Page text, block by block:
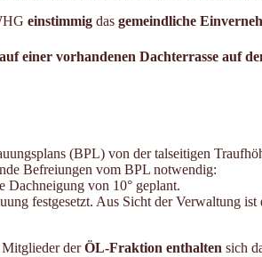
einstimmig das gemeindliche
einer vorhandenen Dachterrasse auf
(BPL) von der talseitigen
Befreiungen vom BPL notwendig:
Dachneigung von 10° geplant.
festgesetzt. Aus Sicht der Verwaltung
derÖL-Fraktion enthalten sich